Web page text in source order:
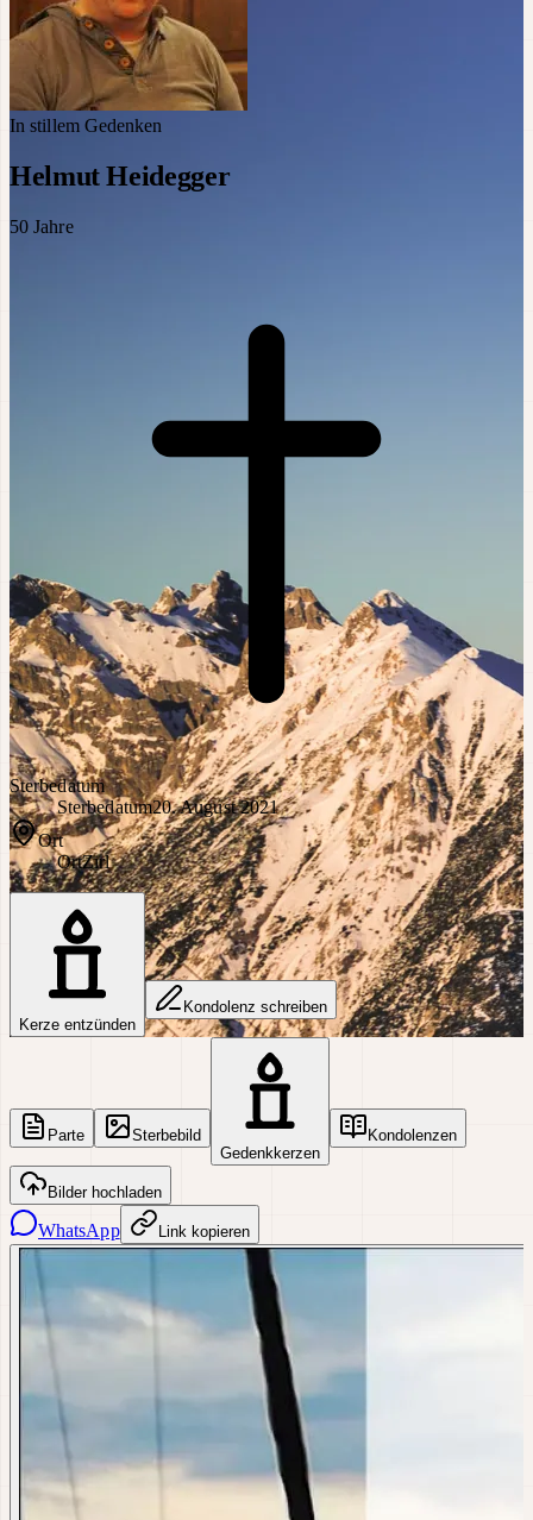
In stillem Gedenken
Helmut Heidegger
50 Jahre
Sterbedatum
Sterbedatum20. August 2021
Ort
OrtZirl
Kerze entzünden
Kondolenz schreiben
Parte
Sterbebild
Gedenkkerzen
Kondolenzen
Bilder hochladen
WhatsApp Link kopieren